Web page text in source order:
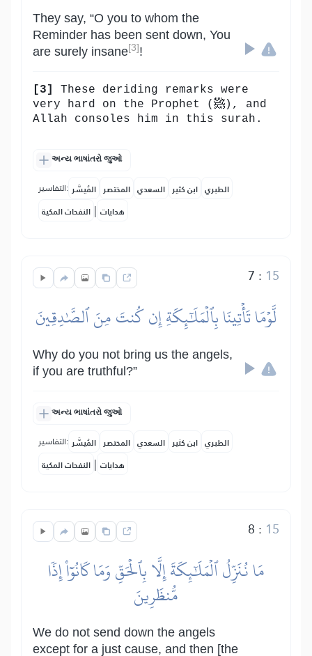
They say, “O you to whom the
Reminder has been sent down, You
are surely insane[3] !
[3]
These deriding remarks were
very hard on the Prophet (ﷺ), and
Allah consoles him in this surah.
અન્ય ભાષાંતરો જુઓ
التفاسير: المُيسَّر المختصر السعدي ابن كثير الطبري
النفحات المكية | هدايات
7 : 15
لَّوۡمَا تَأۡتِينَا بِٱلۡمَلَٰٓئِكَةِ إِن كُنتَ مِنَ ٱلصَّٰدِقِينَ
Why do you not bring us the angels,
if you are truthful?”
અન્ય ભાષાંતરો જુઓ
التفاسير: المُيسَّر المختصر السعدي ابن كثير الطبري
النفحات المكية | هدايات
8 : 15
مَا نُنَزِّلُ ٱلۡمَلَٰٓئِكَةَ إِلَّا بِٱلۡحَقِّ وَمَا كَانُوٓاْ إِذٗا
مُّنظَرِينَ
We do not send down the angels
except for a just cause, and then [the